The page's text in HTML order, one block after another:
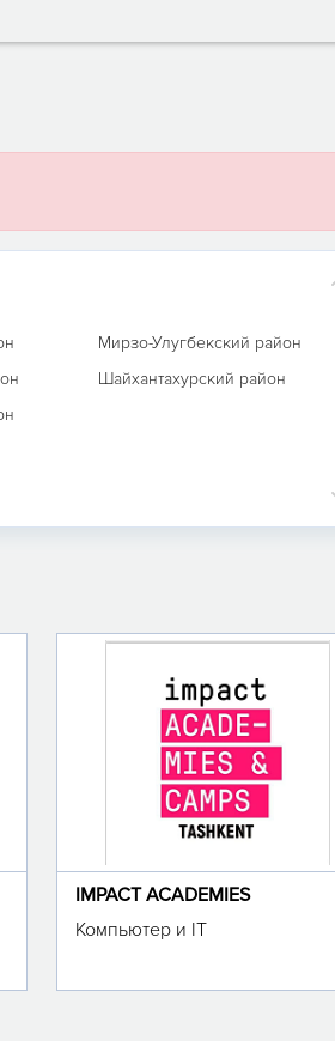
Мирзо-Улугбекский район
Шайхантахурский район
IMPACT ACADEMIES
Компьютер и IT